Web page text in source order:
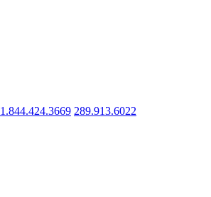
1.844.424.3669 289.913.6022